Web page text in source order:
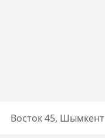
Восток 45, Шымкент